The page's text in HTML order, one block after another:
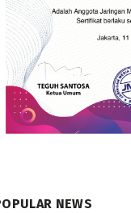
NEWS